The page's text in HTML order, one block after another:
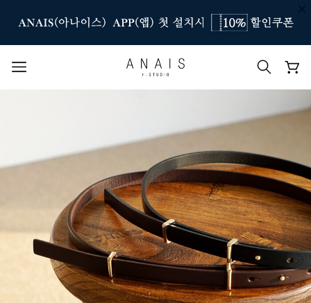
#신상7%할인 #아나이스 제작
#당일발송 #BEST OF BEST